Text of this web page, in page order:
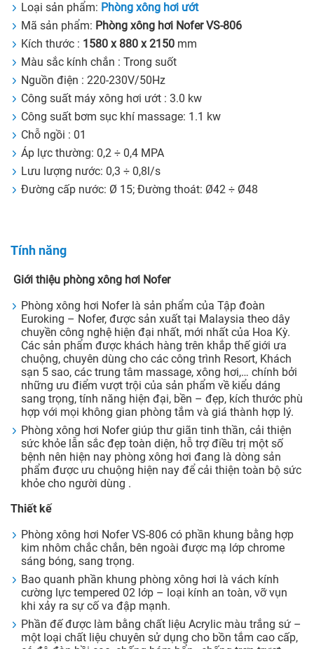
Loại sản phẩm: Phòng xông hơi ướt
Mã sản phẩm: Phòng xông hơi Nofer VS-806
Kích thước : 1580 x 880 x 2150 mm
Màu sắc kính chắn : Trong suốt
Nguồn điện : 220-230V/50Hz
Công suất máy xông hơi ướt : 3.0 kw
Công suất bơm sục khí massage: 1.1 kw
Chỗ ngồi : 01
Áp lực thường: 0,2 ÷ 0,4 MPA
Lưu lượng nước: 0,3 ÷ 0,8l/s
Đường cấp nước: Ø 15; Đường thoát: Ø42 ÷ Ø48
Tính năng
Giới thiệu phòng xông hơi Nofer
Phòng xông hơi Nofer là sản phẩm của Tập đoàn
Euroking – Nofer, được sản xuất tại Malaysia theo dây
chuyền công nghệ hiện đại nhất, mới nhất của Hoa Kỳ.
Các sản phẩm được khách hàng trên khắp thế giới ưa
chuộng, chuyên dùng cho các công trình Resort, Khách
sạn 5 sao, các trung tâm massage, xông hơi,… chính bởi
những ưu điểm vượt trội của sản phẩm về kiểu dáng
sang trọng, tính năng hiện đại, bền – đẹp, kích thước phù
hợp với mọi không gian phòng tắm và giá thành hợp lý.
Phòng xông hơi Nofer giúp thư giãn tinh thần, cải thiện
sức khỏe lẫn sắc đẹp toàn diện, hỗ trợ điều trị một số
bệnh nên hiện nay phòng xông hơi đang là dòng sản
phẩm được ưu chuộng hiện nay để cải thiện toàn bộ sức
khỏe cho người dùng .
Thiết kế
Phòng xông hơi Nofer VS-806 có phần khung bằng hợp
kim nhôm chắc chắn, bên ngoài được mạ lớp chrome
sáng bóng, sang trọng.
Bao quanh phần khung phòng xông hơi là vách kính
cường lực tempered 02 lớp – loại kính an toàn, vỡ vụn
khi xảy ra sự cố va đập mạnh.
Phần đế được làm bằng chất liệu Acrylic màu trắng sứ –
một loại chất liệu chuyên sử dụng cho bồn tắm cao cấp,